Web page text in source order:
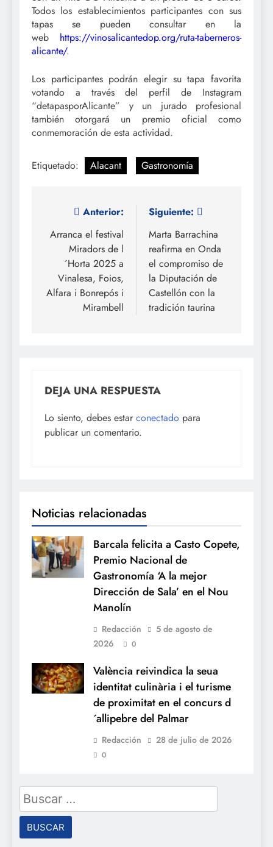
Todos los establecimientos participantes con sus
tapas se pueden consultar en la
web https://vinosalicantedop.org/ruta-taberneros-
alicante/.
Los participantes podrán elegir su tapa favorita
votando a través del perfil de Instagram
“detapasporAlicante” y un jurado profesional
también otorgará un premio oficial como
conmemoración de esta actividad.
Etiquetado: Alacant Gastronomía
Navegación
de
entradas
Anterior:
Arranca el festival
Miradors de l
´Horta 2025 a
Vinalesa, Foios,
Alfara i Bonrepós i
Mirambell
Siguiente:
Marta Barrachina
reafirma en Onda
el compromiso de
la Diputación de
Castellón con la
tradición taurina
DEJA UNA RESPUESTA
Lo siento, debes estar conectado para
publicar un comentario.
Noticias relacionadas
Barcala felicita a Casto Copete,
Premio Nacional de
Gastronomía ‘A la mejor
Dirección de Sala’ en el Nou
Manolín
Redacción
5 de agosto de
2026
0
València reivindica la seua
identitat culinària i el turisme
de proximitat en el concurs d
´allipebre del Palmar
Redacción 28 de julio de 2026
0
Buscar: